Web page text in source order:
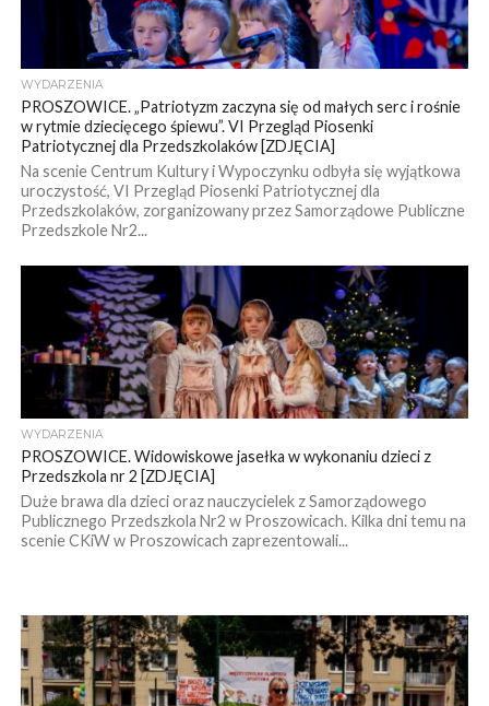
WYDARZENIA
PROSZOWICE. „Patriotyzm zaczyna się od małych serc i rośnie
w rytmie dziecięcego śpiewu”. VI Przegląd Piosenki
Patriotycznej dla Przedszkolaków [ZDJĘCIA]
Na scenie Centrum Kultury i Wypoczynku odbyła się wyjątkowa
uroczystość, VI Przegląd Piosenki Patriotycznej dla
Przedszkolaków, zorganizowany przez Samorządowe Publiczne
Przedszkole Nr2...
WYDARZENIA
PROSZOWICE. Widowiskowe jasełka w wykonaniu dzieci z
Przedszkola nr 2 [ZDJĘCIA]
Duże brawa dla dzieci oraz nauczycielek z Samorządowego
Publicznego Przedszkola Nr2 w Proszowicach. Kilka dni temu na
scenie CKiW w Proszowicach zaprezentowali...